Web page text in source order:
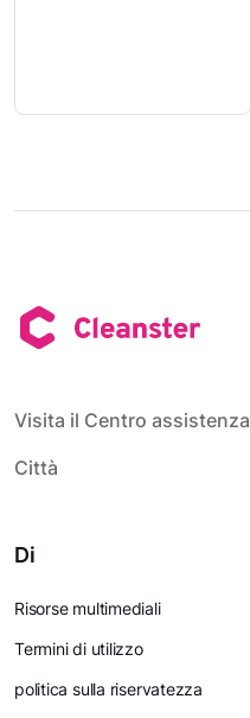
Visita il Centro assistenza
Città
Di
Risorse multimediali
Termini di utilizzo
politica sulla riservatezza